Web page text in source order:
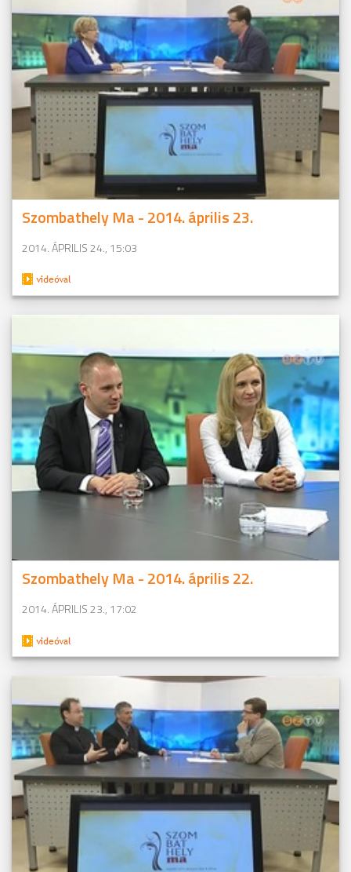
Szombathely Ma - 2014. április 23.
2014. ÁPRILIS 24., 15:03
Szombathely Ma - 2014. április 22.
2014. ÁPRILIS 23., 17:02